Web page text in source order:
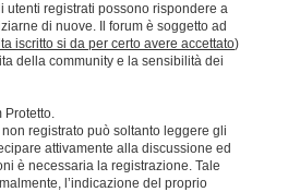
utenti registrati possono rispondere a
di nuove. Il forum è soggetto ad
iscritto si da per certo avere accettato)
della community e la sensibilità dei
Protetto.
non registrato può soltanto leggere gli
attivamente alla discussione ed
è necessaria la registrazione. Tale
l’indicazione del proprio